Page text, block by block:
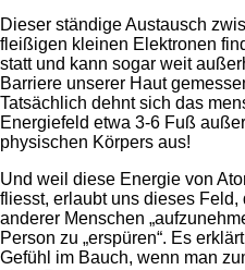
Dieser ständige Austausch
fleißigen kleinen Elektronen
statt und kann sogar weit
Barriere unserer Haut
Tatsächlich dehnt sich das
Energiefeld etwa 3-6 Fuß
physischen Körpers aus!
Und weil diese Energie von
fliesst, erlaubt uns dieses Feld,
anderer Menschen
Person zu „erspüren“. Es
Gefühl im Bauch, wenn man